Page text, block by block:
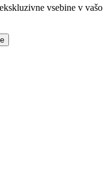
vsebine v vašo